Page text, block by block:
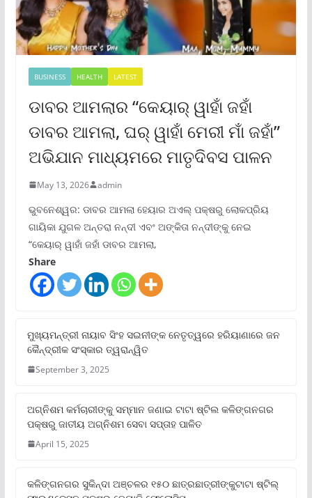
BUSINESS HEALTH LATEST
ଡାବର ଆମଲାର “କେୟାର୍ ୱାହାଁ ଜହାଁ
ଡାବର ଆମଲା, ଘର୍ ୱାହାଁ ମେରୀ ମାଁ ଜହାଁ”
ଅଭିଯାନ ମାଧ୍ୟମରେ ମାତୃଦିବସ ପାଳନ
May 13, 2026 admin
ଭୁବନେଶ୍ୱର: ଡାବର ଆମଲା ହେୟାର ଅଏଲ୍ ପକ୍ଷରୁ ଲୋକପ୍ରିୟ
ଗାୟିକା ଯୁଗଳ ଅନ୍ତରା ନନ୍ଦୀ ଏବଂ ଅଙ୍କିତା ନନ୍ଦୀଙ୍କୁ ନେଇ
“କେୟାର୍ ୱାହାଁ ଜହାଁ ଡାବର ଆମଲା,
Share
ମୁଖ୍ୟମନ୍ତ୍ରୀ ନାୟାବ ସିଂହ ସଇନୀଙ୍କ ନେତୃତ୍ୱରେ ହରିୟାଣାରେ ଜନ
କୈନ୍ଦ୍ରୀକ ସଂସ୍କାର ତ୍ୱରାନ୍ୱିତ
September 3, 2025
ଅଗ୍ନିଶମ କର୍ମଚାରୀଙ୍କୁ ସମ୍ମାନ ଜଣାଇ ଟାଟା ଷ୍ଟିଲ କଳିଙ୍ଗନଗର
ପକ୍ଷରୁ ଜାତୀୟ ଅଗ୍ନିଶମ ସେବା ସପ୍ତାହ ପାଳିତ
April 15, 2025
କଳିଙ୍ଗନଗର ସୁକିନ୍ଦା ଅଞ୍ଚଳର ୧୫୦ ଛାତ୍ରଛାତ୍ରୀଙ୍କୁଟାଟା ଷ୍ଟିଲ୍